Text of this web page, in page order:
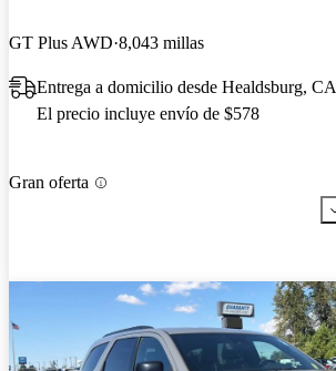
GT Plus AWD 8,043 millas
Entrega a domicilio desde Healdsburg, CA
El precio incluye envío de $578
Gran oferta